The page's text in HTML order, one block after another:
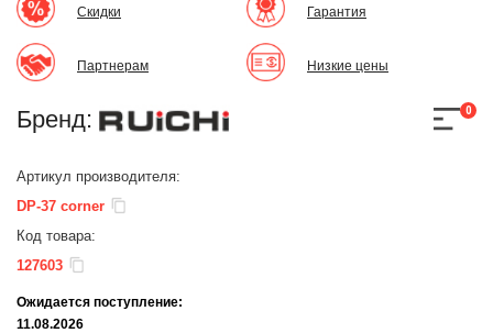
Скидки
Партнерам
Гарантия
Низкие цены
Бренд: 0
Артикул производителя:
DP-37 corner
Код товара:
127603
Ожидается поступление:
11.08.2026